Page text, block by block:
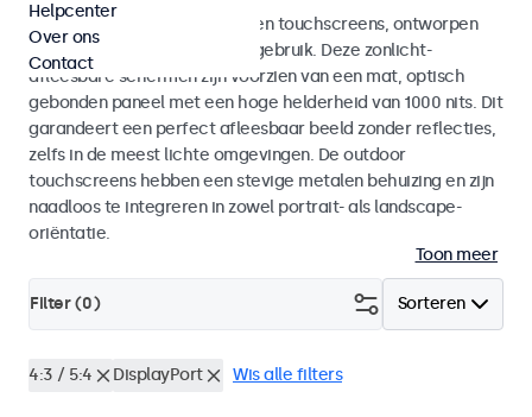
Weersbestendige monitoren en touchscreens, ontworpen
voor zowel binnen- als buitengebruik. Deze zonlicht-
afleesbare schermen zijn voorzien van een mat, optisch
gebonden paneel met een hoge helderheid van 1000 nits. Dit
garandeert een perfect afleesbaar beeld zonder reflecties,
zelfs in de meest lichte omgevingen. De outdoor
touchscreens hebben een stevige metalen behuizing en zijn
naadloos te integreren in zowel portrait- als landscape-
oriëntatie.
Toon meer
Sorteren
Filter (0)
4:3 / 5:4 DisplayPort Wis alle filters
Helpcenter
Over ons
Contact